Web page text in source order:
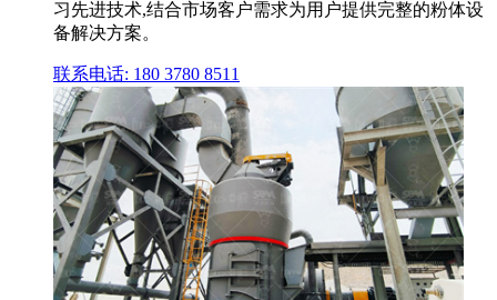
习先进技术,结合市场客户需求为用户提供完整的粉体设
备解决方案。
联系电话: 180 3780 8511